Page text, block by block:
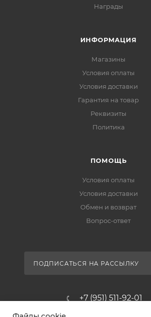
Награды
ИНФОРМАЦИЯ
Магазины
Условия оплаты
Условия доставки
Гарантия на товар
Реквизиты
Политика
ПОМОЩЬ
Условия оплаты
Условия доставки
Обмен и возврат
Вопрос-ответ
ПОДПИСАТЬСЯ НА РАССЫЛКУ
+7 (951) 511-92-01